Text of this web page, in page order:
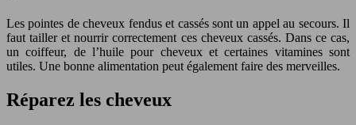
Les pointes de cheveux fendus et cassés sont un appel au secours. Il
faut tailler et nourrir correctement ces cheveux cassés. Dans ce cas,
un coiffeur, de l’huile pour cheveux et certaines vitamines sont
utiles. Une bonne alimentation peut également faire des merveilles.
Réparez les cheveux